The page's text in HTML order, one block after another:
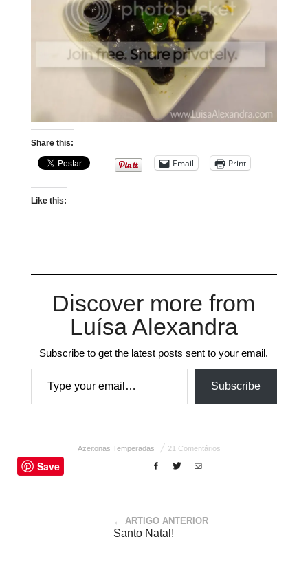
Share this:
Email Print
Like this:
Discover more from
Luísa Alexandra
Subscribe to get the latest posts sent to your email.
Type your email…
Subscribe
Azeitonas Temperadas 21 Comentários
Save
← ARTIGO ANTERIOR
Santo Natal!